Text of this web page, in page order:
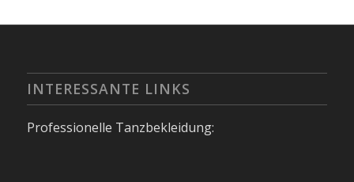
INTERESSANTE LINKS
Professionelle Tanzbekleidung: